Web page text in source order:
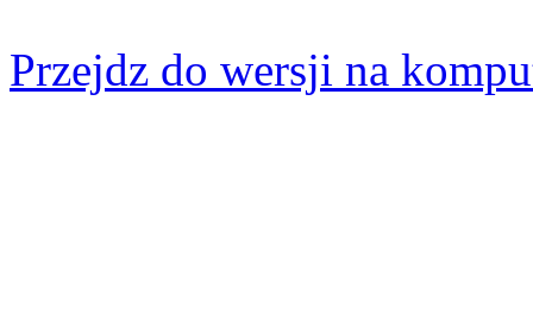
Przejdz do wersji na